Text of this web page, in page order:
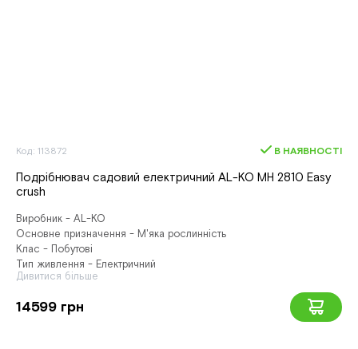
Код: 113872 В НАЯВНОСТІ
Подрібнювач садовий електричний AL-KO MH 2810 Easy
crush
Виробник - AL-KO
Основне призначення - М'яка рослинність
Клас - Побутові
Тип живлення - Електричний
Дивитися більше
14599 грн